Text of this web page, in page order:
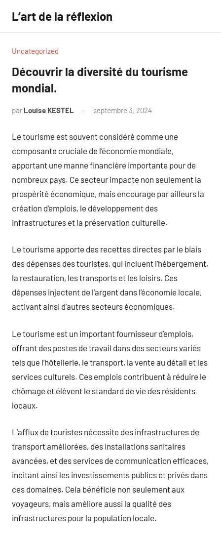
contenu
L’art de la réflexion
Uncategorized
Découvrir la diversité du tourisme
mondial.
par Louise KESTEL septembre 3, 2024
Le tourisme est souvent considéré comme une
composante cruciale de l’économie mondiale,
apportant une manne financière importante pour de
nombreux pays. Ce secteur impacte non seulement la
prospérité économique, mais encourage par ailleurs la
création d’emplois, le développement des
infrastructures et la préservation culturelle.
Le tourisme apporte des recettes directes par le biais
des dépenses des touristes, qui incluent l’hébergement,
la restauration, les transports et les loisirs. Ces
dépenses injectent de l’argent dans l’économie locale,
activant ainsi d’autres secteurs économiques.
Le tourisme est un important fournisseur d’emplois,
offrant des postes de travail dans des secteurs variés
tels que l’hôtellerie, le transport, la vente au détail et les
services culturels. Ces emplois contribuent à réduire le
chômage et élèvent le standard de vie des résidents
locaux.
L’afflux de touristes nécessite des infrastructures de
transport améliorées, des installations sanitaires
avancées, et des services de communication efficaces,
incitant ainsi les investissements publics et privés dans
ces domaines. Cela bénéficie non seulement aux
voyageurs, mais améliore aussi la qualité des
infrastructures pour la population locale.